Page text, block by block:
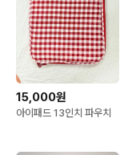
15,000원
아이패드 13인치 파우치